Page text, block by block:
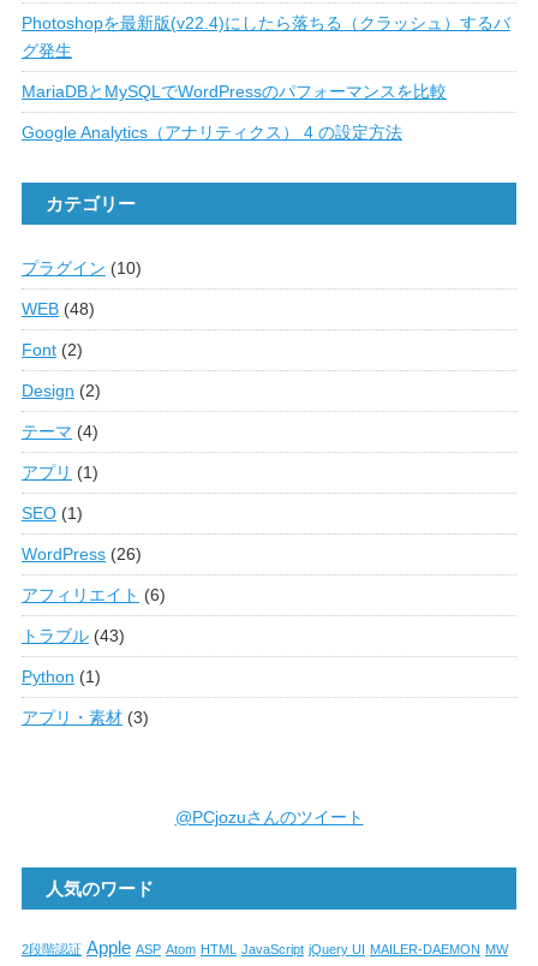
Photoshopを最新版(v22.4)にしたら落ちる（クラッシュ）するバ
グ発生
MariaDBとMySQLでWordPressのパフォーマンスを比較
Google Analytics（アナリティクス） 4 の設定方法
カテゴリー
プラグイン (10)
WEB(48)
Font(2)
Design (2)
テーマ (4)
アプリ (1)
SEO(1)
WordPress(26)
アフィリエイト (6)
トラブル(43)
Python (1)
アプリ・素材(3)
@PCjozuさんのツイート
人気のワード
2段階認証 Apple ASP Atom HTML JavaScript jQuery UI MAILER-DAEMON MW